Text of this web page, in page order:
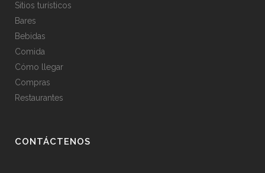
Sitios turísticos
Bares
Bebidas
Comida
Cómo llegar
Compras
Restaurantes
CONTÁCTENOS